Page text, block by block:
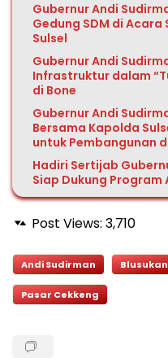
Gubernur Andi
Gedung SDM di
Sulsel
Gubernur Andi
Infrastruktur dalam
di Bone
Gubernur Andi
Bersama Kapolda
untuk Pembangunan
Hadiri Sertijab
Siap Dukung Program
Post Views: 3,710
Andi Sudirman Blusukan
Pasar Cekkeng